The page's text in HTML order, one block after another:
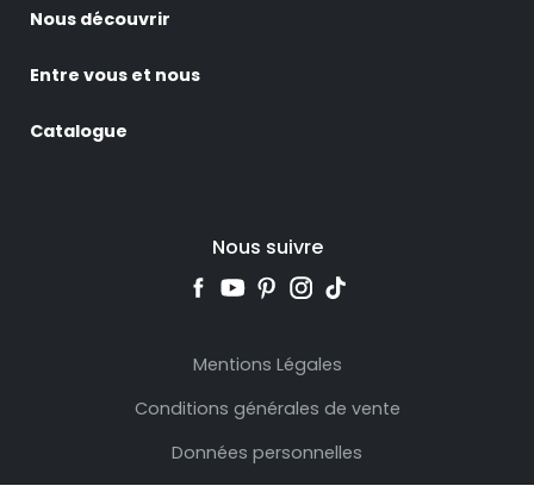
Nous découvrir
Entre vous et nous
Catalogue
Nous suivre
Mentions Légales
Conditions générales de vente
Données personnelles